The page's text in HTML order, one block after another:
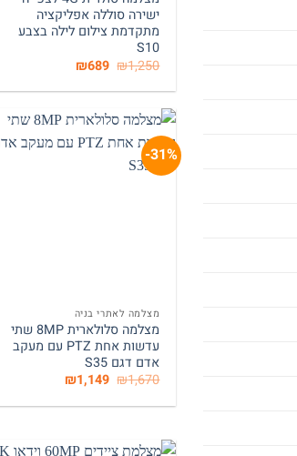
ישירה סוללה אפליקציה
מתקדמת צילום לילה בצבע
S10
₪1,250 המחיר
המקורי
היה:
₪689 המחיר
הוא:
31%-
מצלמה לאתרי בניה
מצלמה סלולארית 8MP שתי
עדשות אחת PTZ עם מעקב
אדם דגם S35
₪1,670 המחיר
המקורי
היה:
₪1,149 המחיר
הוא: